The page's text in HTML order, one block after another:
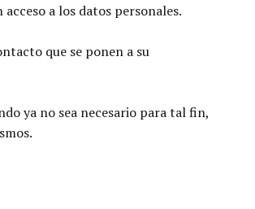
a los datos personales.
que se ponen a su
ya no sea necesario para tal fin,